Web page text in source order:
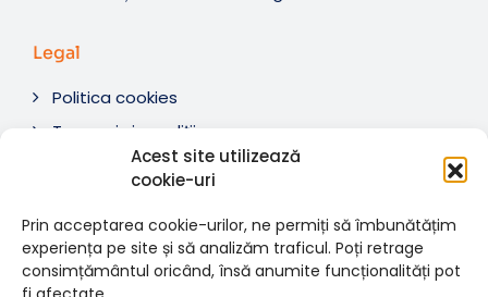
Acest site utilizează
cookie-uri
Prin acceptarea cookie-urilor, ne permiți să îmbunătățim
experiența pe site și să analizăm traficul. Poți retrage
consimțământul oricând, însă anumite funcționalități pot
Legal
Politica cookies
Termeni si condiții
Soluționare litigii